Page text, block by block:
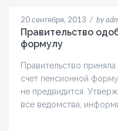
20 сентября, 2013 / by
Правительство
формулу
Правительство
счет пенсионной
не предвидится.
все ведомства,